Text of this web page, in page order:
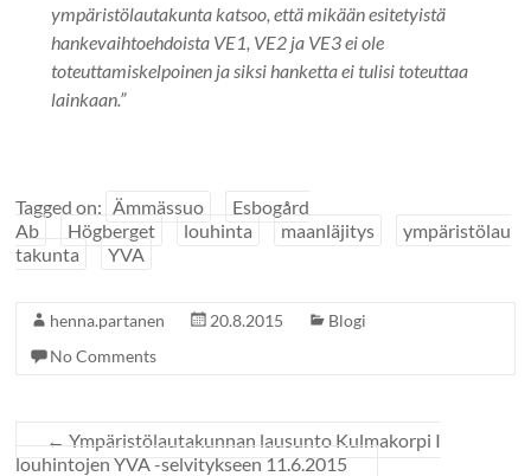
ympäristölautakunta katsoo, että mikään esitetyistä
hankevaihtoehdoista VE1, VE2 ja VE3 ei ole
toteuttamiskelpoinen ja siksi hanketta ei tulisi toteuttaa
lainkaan.”
Tagged on: Ämmässuo
Esbogård
Ab
Högberget louhinta maanläjitys
ympäristölau
takunta
YVA
henna.partanen 20.8.2015
Blogi
No Comments
← Ympäristölautakunnan lausunto Kulmakorpi I
louhintojen YVA -selvitykseen 11.6.2015